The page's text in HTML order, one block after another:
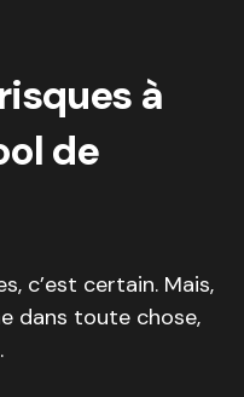
à
de
c’est certain. Mais,
dans toute chose,